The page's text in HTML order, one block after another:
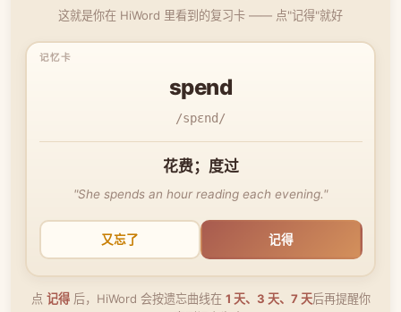
这就是你在 HiWord 里看到的复习卡 —— 点"记得"就好
spend
/spɛnd/
花费；度过
"She spends an hour reading each evening."
又忘了 记得
点 记得后，HiWord 会按遗忘曲线在 1 天、3 天、7 天后再提醒你